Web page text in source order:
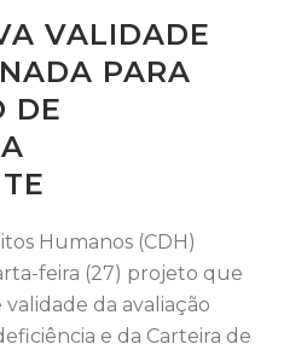
VALIDADE
PARA
DE
Humanos (CDH)
feira (27) projeto que
da avaliação
e da Carteira de